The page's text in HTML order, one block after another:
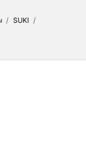
/ SUKI /